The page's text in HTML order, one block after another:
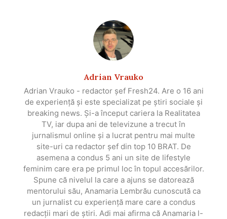
Adrian Vrauko
Adrian Vrauko - redactor șef Fresh24. Are o 16 ani
de experiență și este specializat pe știri sociale și
breaking news. Și-a început cariera la Realitatea
TV, iar dupa ani de televizune a trecut în
jurnalismul online și a lucrat pentru mai multe
site-uri ca redactor șef din top 10 BRAT. De
asemena a condus 5 ani un site de lifestyle
feminim care era pe primul loc în topul accesărilor.
Spune că nivelul la care a ajuns se datorează
mentorului său, Anamaria Lembrău cunoscută ca
un jurnalist cu experiență mare care a condus
redacții mari de știri. Adi mai afirma că Anamaria l-